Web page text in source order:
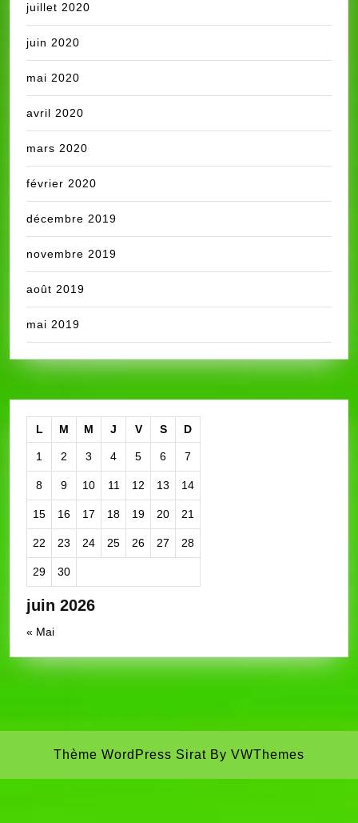
juillet 2020
juin 2020
mai 2020
avril 2020
mars 2020
février 2020
décembre 2019
novembre 2019
août 2019
mai 2019
juin 2026
L M M J V S D
1 2 3 4 5 6 7
8 9 10 11 12 13 14
15 16 17 18 19 20 21
22 23 24 25 26 27 28
29 30
« Mai
Thème WordPress Sirat By VWThemes